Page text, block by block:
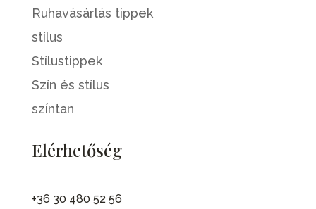
Ruhavásárlás tippek
stílus
Stílustippek
Szín és stílus
színtan
Elérhetőség
+36 30 480 52 56